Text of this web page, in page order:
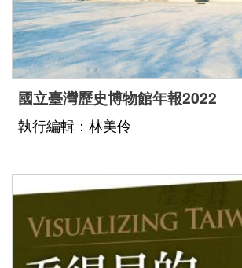
國立臺灣歷史博物館年報2022
執行編輯：林美伶